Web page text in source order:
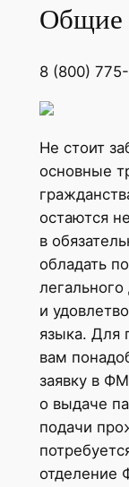
Общие
8 (800)
Не стоит
основные
остаются
в
обладать
и
языка. Для
вам
заявку в
о выдаче
подачи
отделение